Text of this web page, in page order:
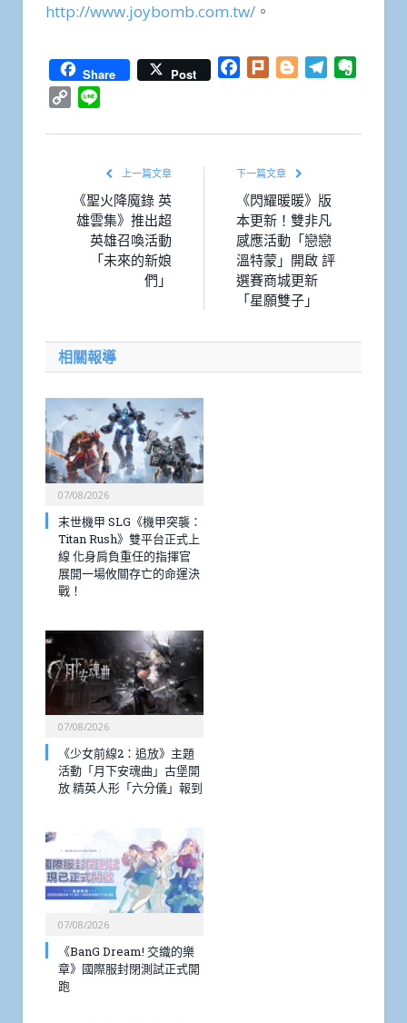
http://www.joybomb.com.tw/ 。
Share Post Facebook
Plurk BloggerTelegram
Copy
上一篇文章
《聖火降魔錄 英
雄雲集》推出超
英雄召喚活動
「未來的新娘
們」
下一篇文章
《閃耀暖暖》版
本更新！雙非凡
感應活動「戀戀
溫特蒙」開啟 評
選賽商城更新
「星願雙子」
相關報導
07/08/2026
末世機甲 SLG《機甲突襲：
Titan Rush》雙平台正式上
線 化身肩負重任的指揮官
展開一場攸關存亡的命運決
戰！
07/08/2026
《少女前線2：追放》主題
活動「月下安魂曲」古堡開
放 精英人形「六分儀」報到
07/08/2026
《BanG Dream! 交織的樂
章》國際服封閉測試正式開
跑